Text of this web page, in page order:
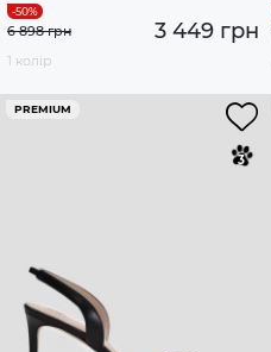
3 449 грн
6 898 грн
1 колір
PREMIUM